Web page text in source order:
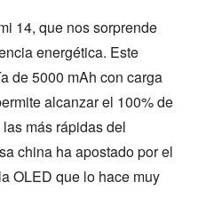
14, que nos sorprende
energética. Este
de 5000 mAh con carga
alcanzar el 100% de
más rápidas del
china ha apostado por el
OLED que lo hace muy